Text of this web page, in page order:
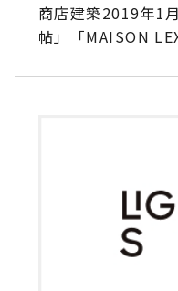
商店建築2019年1
帖」「MAISON